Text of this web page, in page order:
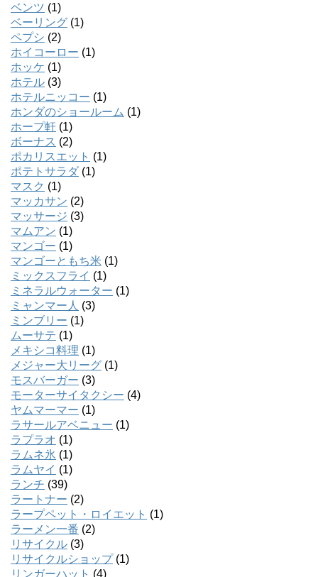
ベンツ (1)
ベーリング (1)
ペプシ (2)
ホイコーロー (1)
ホッケ (1)
ホテル (3)
ホテルニッコー (1)
ホンダのショールーム (1)
ホープ軒 (1)
ボーナス (2)
ポカリスエット (1)
ポテトサラダ (1)
マスク (1)
マッカサン (2)
マッサージ (3)
マムアン (1)
マンゴー (1)
マンゴーともち米 (1)
ミックスフライ (1)
ミネラルウォーター (1)
ミャンマー人 (3)
ミンブリー (1)
ムーサテ (1)
メキシコ料理 (1)
メジャー大リーグ (1)
モスバーガー (3)
モーターサイタクシー (4)
ヤムマーマー (1)
ラサールアベニュー (1)
ラプラオ (1)
ラムネ氷 (1)
ラムヤイ (1)
ランチ (39)
ラートナー (2)
ラープペット・ロイエット (1)
ラーメン一番 (2)
リサイクル (3)
リサイクルショップ(1)
リンガーハット (4)